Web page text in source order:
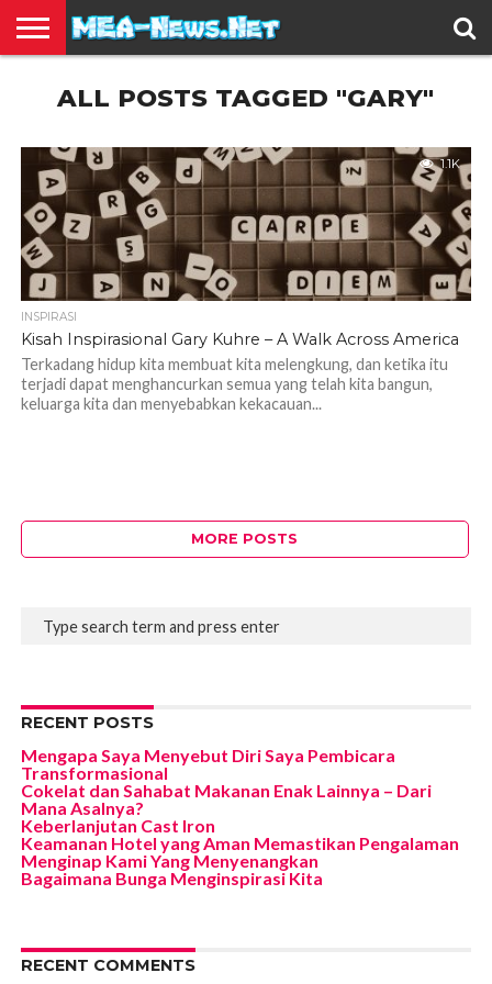
TERBARU
EDUKASI
HIBURAN
INSPIRASI
KESEHATAN
KULINER
OLAH
RAGA
OTOMOTIF
TRAVEL
JUAL
BELI
ALL POSTS TAGGED "GARY"
1.1K
INSPIRASI
Kisah Inspirasional Gary Kuhre – A Walk Across America
Terkadang hidup kita membuat kita melengkung, dan ketika itu
terjadi dapat menghancurkan semua yang telah kita bangun,
keluarga kita dan menyebabkan kekacauan...
MORE POSTS
RECENT POSTS
Mengapa Saya Menyebut Diri Saya Pembicara
Transformasional
Cokelat dan Sahabat Makanan Enak Lainnya – Dari
Mana Asalnya?
Keberlanjutan Cast Iron
Keamanan Hotel yang Aman Memastikan Pengalaman
Menginap Kami Yang Menyenangkan
Bagaimana Bunga Menginspirasi Kita
RECENT COMMENTS